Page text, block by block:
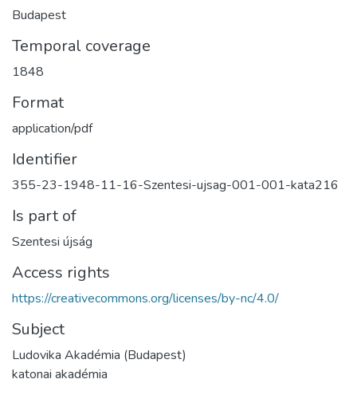
Budapest
Temporal coverage
1848
Format
application/pdf
Identifier
355-23-1948-11-16-Szentesi-ujsag-001-001-kata216
Is part of
Szentesi újság
Access rights
https://creativecommons.org/licenses/by-nc/4.0/
Subject
Ludovika Akadémia (Budapest)
katonai akadémia